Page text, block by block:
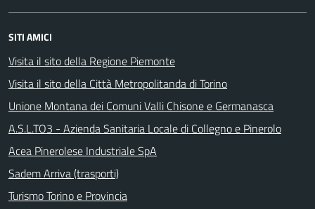
SITI AMICI
Visita il sito della Regione Piemonte
Visita il sito della Città Metropolitanda di Torino
Unione Montana dei Comuni Valli Chisone e Germanasca
A.S.L.TO3 - Azienda Sanitaria Locale di Collegno e Pinerolo
Acea Pinerolese Industriale SpA
Sadem Arriva (trasporti)
Turismo Torino e Provincia